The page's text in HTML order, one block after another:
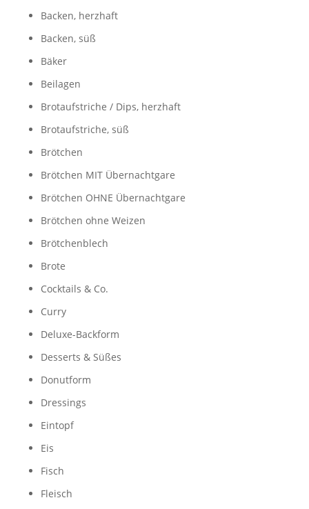
Backen, herzhaft
Backen, süß
Bäker
Beilagen
Brotaufstriche / Dips, herzhaft
Brotaufstriche, süß
Brötchen
Brötchen MIT Übernachtgare
Brötchen OHNE Übernachtgare
Brötchen ohne Weizen
Brötchenblech
Brote
Cocktails & Co.
Curry
Deluxe-Backform
Desserts & Süßes
Donutform
Dressings
Eintopf
Eis
Fisch
Fleisch